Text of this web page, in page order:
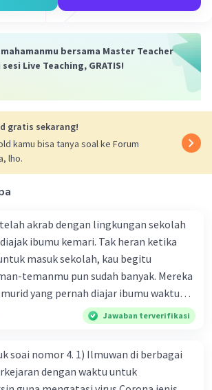
bersama Master Teacher
sesi Live Teaching, GRATIS!
gratis sekarang!
kamu bisa tanya soal ke Forum
lho.
telah akrab dengan lingkungan sekolah
ibumu kemari. Tak heran ketika
masuk sekolah, kau begitu
temanmu pun sudah banyak. Mereka
yang pernah diajar ibumu waktu
aku? Aku waktu itu baru saja pindah
kata bercetak tebal dalam kutipan
Jawaban terverifikasi
soai nomor 4. 1) Ilmuwan di berbagai
dengan waktu untuk